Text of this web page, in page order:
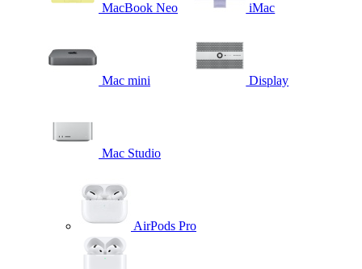
MacBook Neo iMac
Mac mini Display
Mac Studio
AirPods Pro